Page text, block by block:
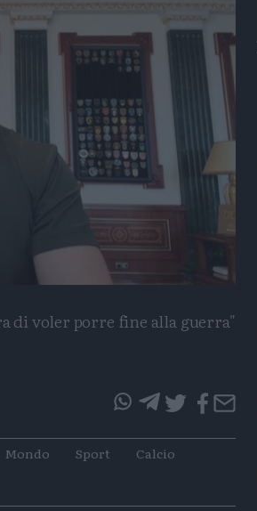
di voler porre fine alla guerra"
articoloarticolo
Mondo Sport
Calcio